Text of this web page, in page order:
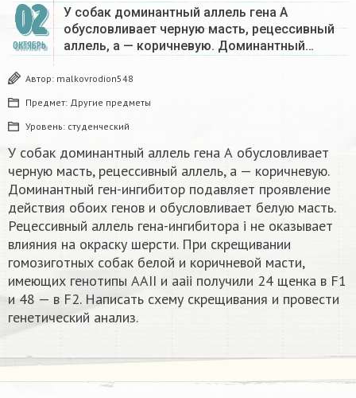
02
ОКТЯБРЬ
У собак доминантный аллель гена А
обусловливает черную масть, рецессивный
аллель, а — коричневую. Доминантный…
Автор: malkovrodion548
Предмет: Другие предметы
Уровень: студенческий
У собак доминантный аллель гена А обусловливает
черную масть, рецессивный аллель, а — коричневую.
Доминантный ген-ингибитор подавляет проявление
действия обоих генов и обусловливает белую масть.
Рецессивный аллель гена-ингибитора i не оказывает
влияния на окраску шерсти. При скрещивании
гомозиготных собак белой и коричневой масти,
имеющих генотипы ААII и ааii получили 24 щенка в F1
и 48 — в F2. Написать схему скрещивания и провести
генетический анализ.